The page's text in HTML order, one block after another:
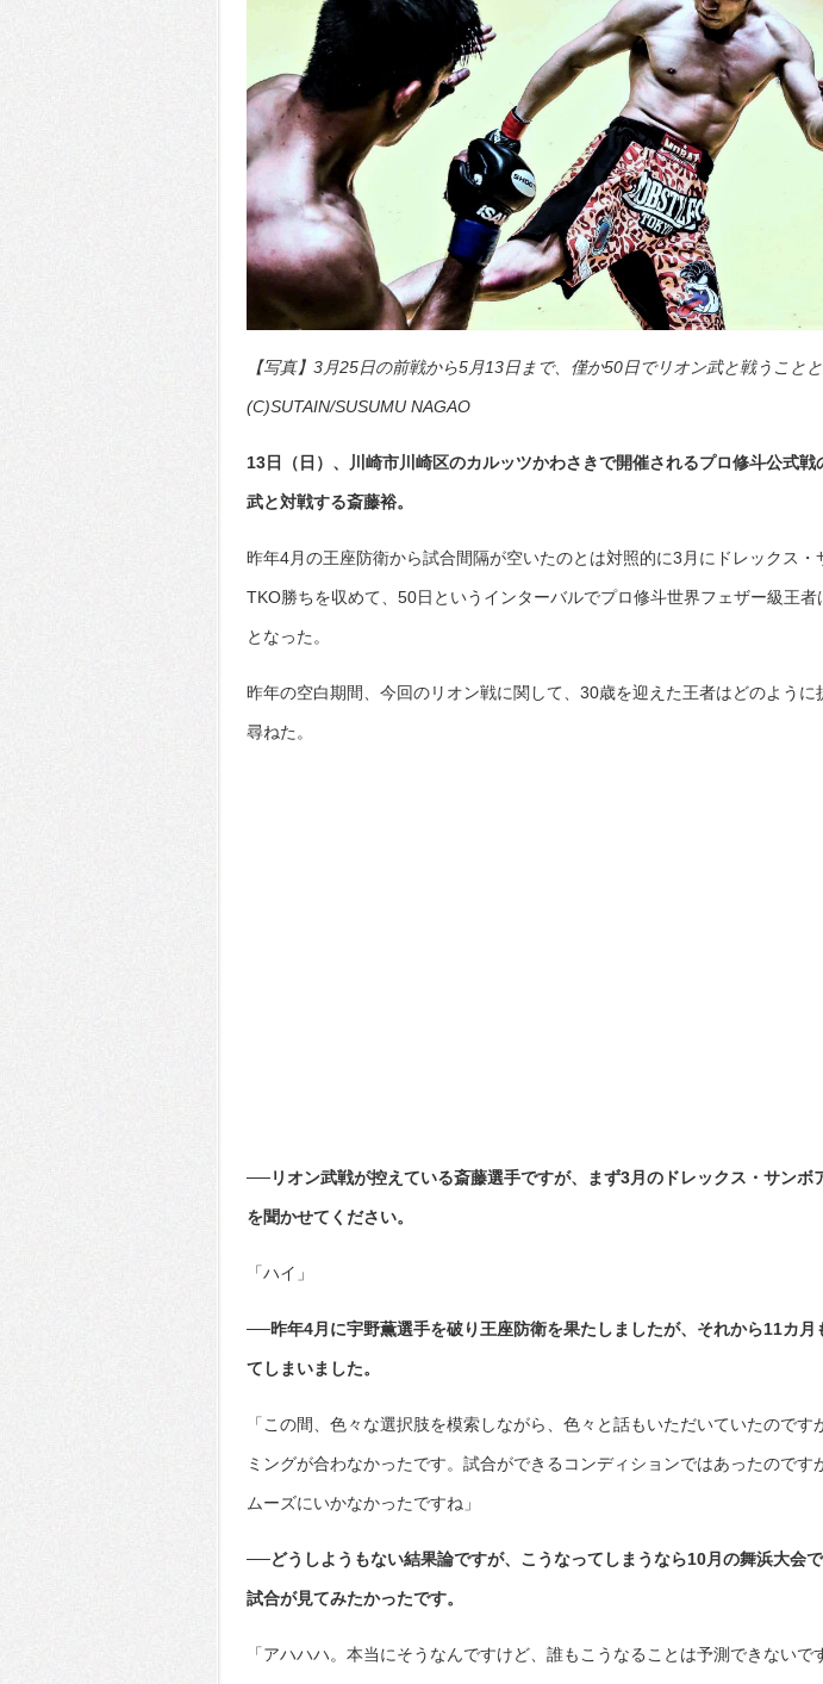
【写真】3月25日の前戦から5月13日まで、僅か50日でリオン武と戦うこと
(C)SUTAIN/SUSUMU NAGAO
13日（日）、川崎市川崎区のカルッツかわさきで開催されるプロ修斗公式戦
武と対戦する斎藤裕。
昨年4月の王座防衛から試合間隔が空いたのとは対照的に3月にドレックス・
TKO勝ちを収めて、50日というインターバルでプロ修斗世界フェザー級王者
となった。
昨年の空白期間、今回のリオン戦に関して、30歳を迎えた王者はどのように
尋ねた。
──リオン武戦が控えている斎藤選手ですが、まず3月のドレックス・サンボ
を聞かせてください。
「ハイ」
──昨年4月に宇野薫選手を破り王座防衛を果たしましたが、それから11カ月
てしまいました。
「この間、色々な選択肢を模索しながら、色々と話もいただいていたのです
ミングが合わなかったです。試合ができるコンディションではあったのです
ムーズにいかなかったですね」
──どうしようもない結果論ですが、こうなってしまうなら10月の舞浜大会
試合が見てみたかったです。
「アハハハ。本当にそうなんですけど、誰もこうなることは予測できないで